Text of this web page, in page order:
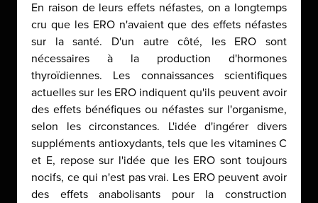
En raison de leurs effets néfastes, on a longtemps
cru que les ERO n'avaient que des effets néfastes
sur la santé. D'un autre côté, les ERO sont
nécessaires à la production d'hormones
thyroïdiennes. Les connaissances scientifiques
actuelles sur les ERO indiquent qu'ils peuvent avoir
des effets bénéfiques ou néfastes sur l'organisme,
selon les circonstances. L'idée d'ingérer divers
suppléments antioxydants, tels que les vitamines C
et E, repose sur l'idée que les ERO sont toujours
nocifs, ce qui n'est pas vrai. Les ERO peuvent avoir
des effets anabolisants pour la construction